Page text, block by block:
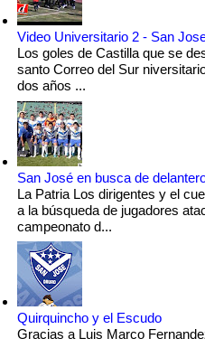
Video Universitario 2 - San
Los goles de Castilla que se
santo Correo del Sur
dos años ...
San José en busca de
La Patria Los dirigentes y el
a la búsqueda de jugadores
campeonato d...
Quirquincho y el Escudo
Gracias a Luis Marco